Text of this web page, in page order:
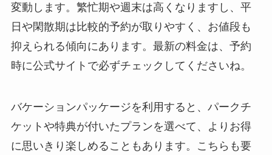
変動します。繁忙期や週末は高くなりますし、平
日や閑散期は比較的予約が取りやすく、お値段も
抑えられる傾向にあります。最新の料金は、予約
時に公式サイトで必ずチェックしてくださいね。
バケーションパッケージを利用すると、パークチ
ケットや特典が付いたプランを選べて、よりお得
に思いきり楽しめることもあります。こちらも要